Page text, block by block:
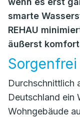
smarte
REHAU
äußerst
Durchschnittlich
Deutschland ein
Wohngebäude